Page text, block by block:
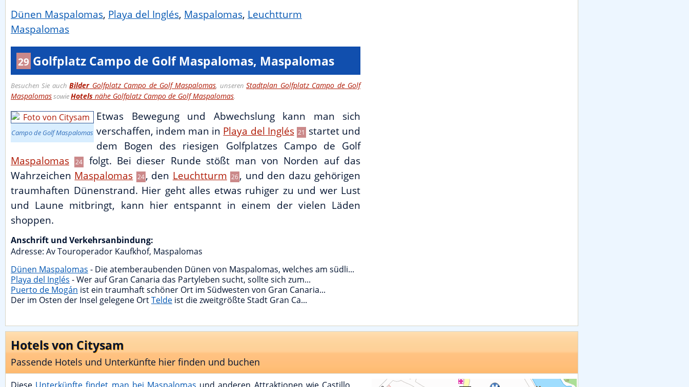
Dünen Maspalomas, Playa del Inglés, Maspalomas, Leuchtturm
Maspalomas
29 Golfplatz Campo de Golf Maspalomas, Maspalomas
Besuchen Sie auchBilderGolfplatz Campo de Golf Maspalomas, unserenStadtplan Golfplatz Campo de Golf
MaspalomassowieHotels nähe Golfplatz Campo de Golf Maspalomas.
Campo de Golf Maspalomas
Etwas Bewegung und Abwechslung kann man sich
verschaffen, indem man in Playa del Inglés 21 startet und
dem Bogen des riesigen Golfplatzes Campo de Golf
Maspalomas
24
folgt. Bei dieser Runde stößt man von Norden auf das
Wahrzeichen Maspalomas 24, den Leuchtturm 26, und den dazu gehörigen
traumhaften Dünenstrand. Hier geht alles etwas ruhiger zu und wer Lust
und Laune mitbringt, kann hier entspannt in einem der vielen Läden
shoppen.
Anschrift und Verkehrsanbindung:
Adresse: Av Touroperador Kaufkhof, Maspalomas
Dünen Maspalomas - Die atemberaubenden Dünen von Maspalomas, welches am südli...
Playa del Inglés - Wer auf Gran Canaria das Partyleben sucht, sollte sich zum...
Puerto de Mogán ist ein traumhaft schöner Ort im Südwesten von Gran Canaria...
Der im Osten der Insel gelegene OrtTelde ist die zweitgrößte Stadt Gran Ca...
Hotels von Citysam
Passende Hotels und Unterkünfte hier finden und buchen